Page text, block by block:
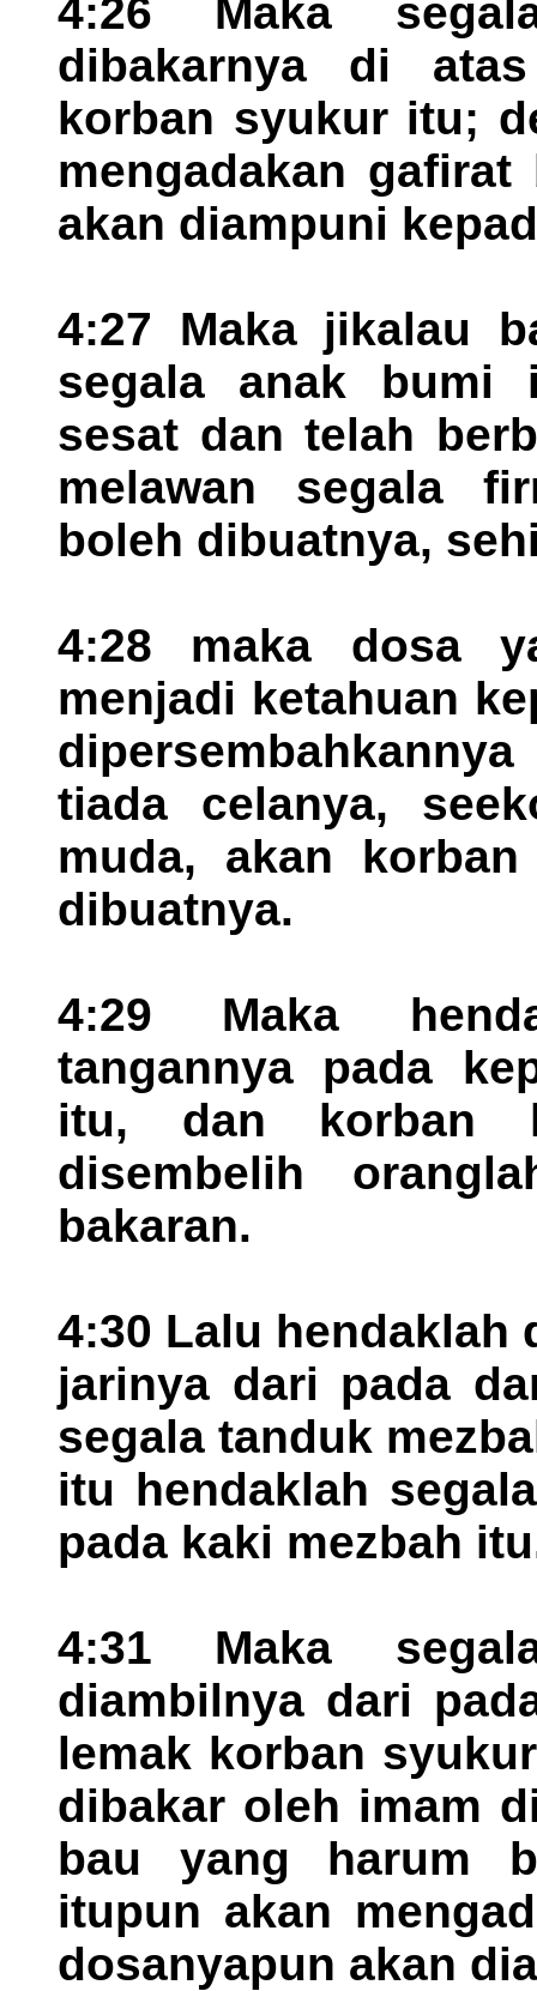
4:26 Maka
dibakarnya di
korban syukur itu;
mengadakan
akan diampuni
4:27 Maka jikalau
segala anak bumi
sesat dan telah
melawan segala
boleh dibuatnya,
4:28 maka dosa
menjadi ketahuan
tiada celanya,
muda, akan
dibuatnya.
4:29 Maka
tangannya pada
itu, dan korban
disembelih
bakaran.
4:30 Lalu hendaklah
jarinya dari pada
segala tanduk
itu hendaklah
pada kaki mezbah
4:31 Maka
diambilnya dari
lemak korban
dibakar oleh imam
bau yang harum
itupun akan
dosanyapun akan